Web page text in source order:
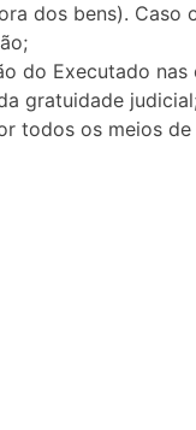
dos bens). Caso
do Executado
gratuidade
todos os meios